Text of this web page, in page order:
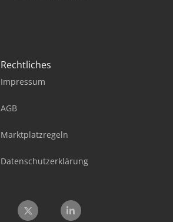
Rechtliches
Impressum
AGB
Marktplatzregeln
Datenschutzerklärung